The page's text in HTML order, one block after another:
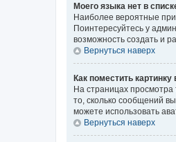
Моего языка нет в
Наиболее вероятные
Поинтересуйтесь у
возможность создать и
Вернуться наверх
Как поместить
На страницах просмотра
то, сколько сообщений
можете использовать
Вернуться наверх